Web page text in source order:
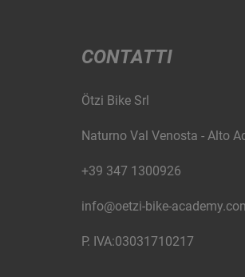
CONTATTI
Ötzi Bike Srl
Naturno Val Venosta - Alto
+39 347 1300926
info@oetzi-bike-
P. IVA:03031710217